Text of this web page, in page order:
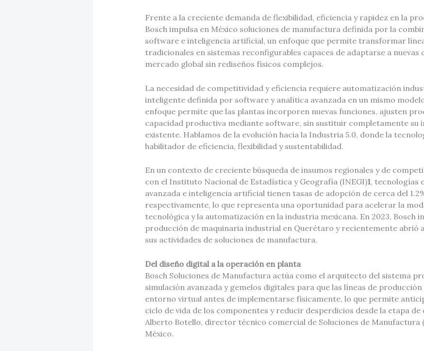
Frente a la creciente demanda de flexibilidad, eficiencia y rapidez en la
Bosch impulsa en México soluciones de manufactura definida por la
software e inteligencia artificial, un enfoque que permite transformar
tradicionales en sistemas reconfigurables capaces de adaptarse a nuevas
mercado global sin rediseños físicos complejos.
La necesidad de competitividad y eficiencia requiere automatización
inteligente definida por software y analítica avanzada en un mismo
enfoque permite que las plantas incorporen nuevas funciones, ajusten
capacidad productiva mediante software, sin sustituir completamente su
existente. Hablamos de la evolución hacia la Industria 5.0, donde la
habilitador de eficiencia, flexibilidad y sustentabilidad.
En un contexto de creciente búsqueda de insumos regionales y de
con el Instituto Nacional de Estadística y Geografía (INEGI)1, tecnologías
avanzada e inteligencia artificial tienen tasas de adopción de cerca del
respectivamente, lo que representa una oportunidad para acelerar la
tecnológica y la automatización en la industria mexicana. En 2023, Bosch
producción de maquinaria industrial en Querétaro y recientemente abrió
sus actividades de soluciones de manufactura.
Del diseño digital a la operación en planta
Bosch Soluciones de Manufactura actúa como el arquitecto del sistema
simulación avanzada y gemelos digitales para que las líneas de
entorno virtual antes de implementarse físicamente, lo que permite
ciclo de vida de los componentes y reducir desperdicios desde la etapa de
Alberto Botello, director técnico comercial de Soluciones de Manufactura
México.